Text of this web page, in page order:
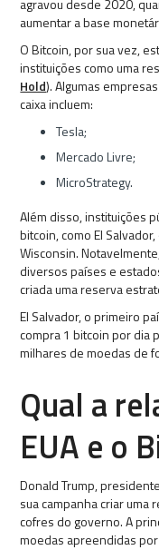
aumentar a base
O Bitcoin, por sua vez,
instituições como uma
Hold). Algumas
caixa incluem:
Tesla;
Mercado Livre;
MicroStrategy.
Além disso, instituições
bitcoin, como El
Wisconsin.
diversos países e
criada uma reserva
El Salvador, o primeiro
compra 1 bitcoin por dia
milhares de moedas de
Qual a
EUA e o
Donald Trump,
sua campanha criar uma
cofres do governo. A
moedas apreendidas